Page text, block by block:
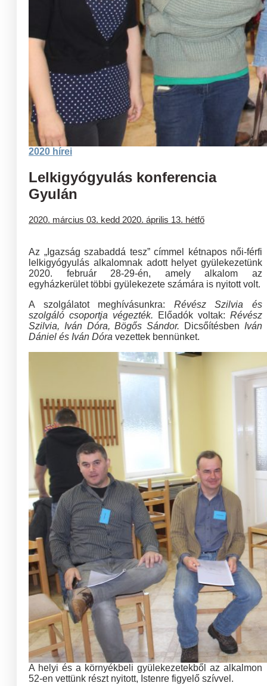
2020 hírei
Lelkigyógyulás konferencia
Gyulán
2020. március 03. kedd 2020. április 13. hétfő
Az „Igazság szabaddá tesz” címmel kétnapos női-férfi
lelkigyógyulás alkalomnak adott helyet gyülekezetünk
2020. február 28-29-én, amely alkalom az
egyházkerület többi gyülekezete számára is nyitott volt.
A szolgálatot meghívásunkra: Révész Szilvia és
szolgáló csoportja végezték.
Előadók voltak: Révész
Szilvia, Iván Dóra, Bögős Sándor.
Dicsőítésben Iván
Dániel és Iván Dóra vezettek bennünket.
A helyi és a környékbeli gyülekezetekből az alkalmon
52-en vettünk részt nyitott, Istenre figyelő szívvel.